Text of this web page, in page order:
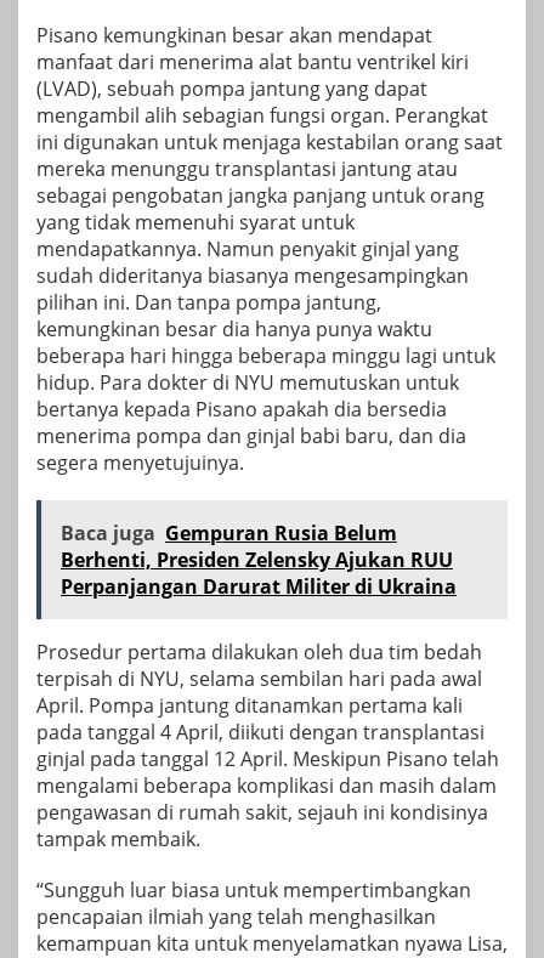
Pisano kemungkinan besar akan mendapat
manfaat dari menerima alat bantu ventrikel kiri
(LVAD), sebuah pompa jantung yang dapat
mengambil alih sebagian fungsi organ. Perangkat
ini digunakan untuk menjaga kestabilan orang saat
mereka menunggu transplantasi jantung atau
sebagai pengobatan jangka panjang untuk orang
yang tidak memenuhi syarat untuk
mendapatkannya. Namun penyakit ginjal yang
sudah dideritanya biasanya mengesampingkan
pilihan ini. Dan tanpa pompa jantung,
kemungkinan besar dia hanya punya waktu
beberapa hari hingga beberapa minggu lagi untuk
hidup. Para dokter di NYU memutuskan untuk
bertanya kepada Pisano apakah dia bersedia
menerima pompa dan ginjal babi baru, dan dia
segera menyetujuinya.
Baca juga Gempuran Rusia Belum
Berhenti, Presiden Zelensky Ajukan RUU
Perpanjangan Darurat Militer di Ukraina
Prosedur pertama dilakukan oleh dua tim bedah
terpisah di NYU, selama sembilan hari pada awal
April. Pompa jantung ditanamkan pertama kali
pada tanggal 4 April, diikuti dengan transplantasi
ginjal pada tanggal 12 April. Meskipun Pisano telah
mengalami beberapa komplikasi dan masih dalam
pengawasan di rumah sakit, sejauh ini kondisinya
tampak membaik.
“Sungguh luar biasa untuk mempertimbangkan
pencapaian ilmiah yang telah menghasilkan
kemampuan kita untuk menyelamatkan nyawa Lisa,